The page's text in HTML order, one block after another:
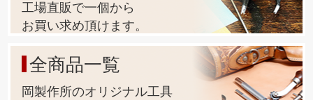
工場直販で一個から
お買い求め頂けます。
全商品一覧
岡製作所のオリジナル工具